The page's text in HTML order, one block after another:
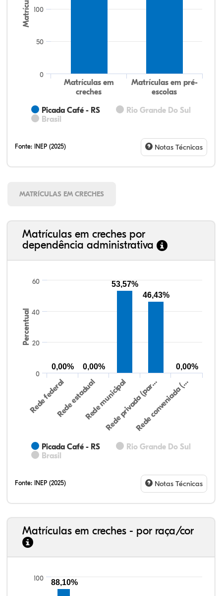
Matrículas
Picada Café - RS
Rio Grande Do Sul
Brasil
Matrículas em
creches
Matrículas em pré-
escolas
0
50
100
Fonte: INEP (2025) Notas Técnicas
MATRÍCULAS EM CRECHES
Matrículas em creches por
dependência administrativa
Percentual
Picada Café - RS
Rio Grande Do Sul
Brasil
Rede federalRede estadualRede municipal
Rede privada (par…Rede conveniada (…
0
20
40
60
0,00% 0,00%
53,57%
46,43%
0,00%
Fonte: INEP (2025) Notas Técnicas
Matrículas em creches - por raça/cor
100 88,10%
77,34%
7,88%
0,13%
13,87%
0,71%
0,08%
33,06%
7,95%
0,46%
55,81%
1,22%
1,50%